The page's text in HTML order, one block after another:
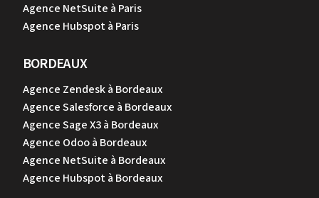
Agence NetSuite à Paris
Agence Hubspot à Paris
BORDEAUX
Agence Zendesk à Bordeaux
Agence Salesforce à Bordeaux
Agence Sage X3 à Bordeaux
Agence Odoo à Bordeaux
Agence NetSuite à Bordeaux
Agence Hubspot à Bordeaux